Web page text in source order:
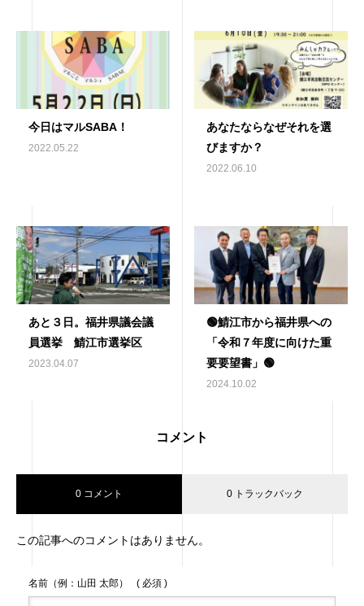
今日はマルSABA！
2022.05.22
あなたならなぜそれを選
びますか？
2022.06.10
あと３日。福井県議会議
員選挙 鯖江市選挙区
2023.04.07
🟢鯖江市から福井県への
「令和７年度に向けた重
要要望書」🟢
2024.10.02
コメント
0 コメント 0 トラックバック
この記事へのコメントはありません。
名前（例：山田 太郎） ( 必須 )